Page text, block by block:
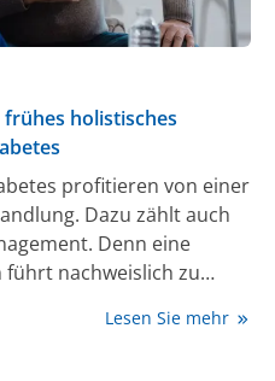
holistisches
profitieren von einer
Dazu zählt auch
Denn eine
nachweislich zu
Tirzepatid in den
Lesen Sie mehr